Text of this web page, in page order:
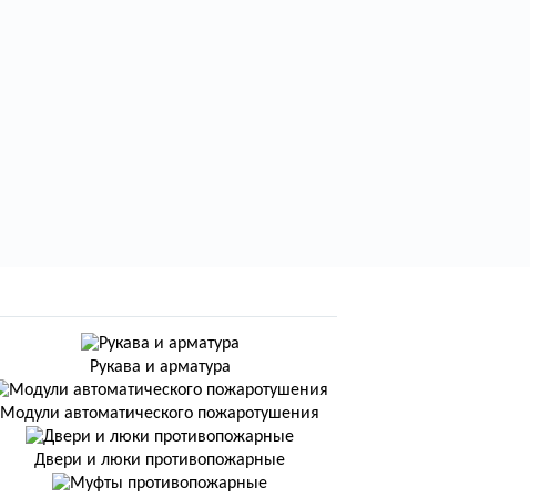
Рукава и арматура
Модули автоматического пожаротушения
Двери и люки противопожарные